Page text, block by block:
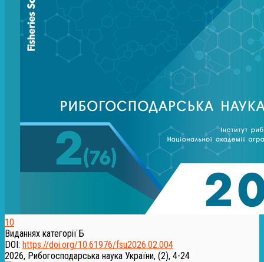
10
Виданнях категорії Б
DOI: https://doi.org/10.61976/fsu2026.02.004
2026, Рибогосподарська наука України, (2), 4-24